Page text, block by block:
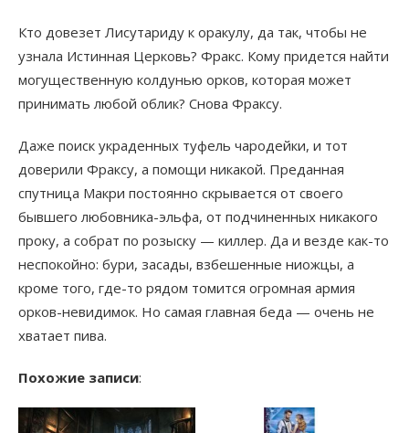
Кто довезет Лисутариду к оракулу, да так, чтобы не
узнала Истинная Церковь? Фракс. Кому придется найти
могущественную колдунью орков, которая может
принимать любой облик? Снова Фраксу.
Даже поиск украденных туфель чародейки, и тот
доверили Фраксу, а помощи никакой. Преданная
спутница Макри постоянно скрывается от своего
бывшего любовника-эльфа, от подчиненных никакого
проку, а собрат по розыску — киллер. Да и везде как-то
неспокойно: бури, засады, взбешенные ниожцы, а
кроме того, где-то рядом томится огромная армия
орков-невидимок. Но самая главная беда — очень не
хватает пива.
Похожие записи: